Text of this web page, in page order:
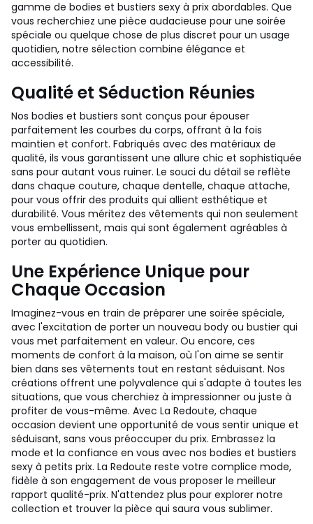
gamme de bodies et bustiers sexy à prix abordables. Que
vous recherchiez une pièce audacieuse pour une soirée
spéciale ou quelque chose de plus discret pour un usage
quotidien, notre sélection combine élégance et
accessibilité.
Qualité et Séduction Réunies
Nos bodies et bustiers sont conçus pour épouser
parfaitement les courbes du corps, offrant à la fois
maintien et confort. Fabriqués avec des matériaux de
qualité, ils vous garantissent une allure chic et sophistiquée
sans pour autant vous ruiner. Le souci du détail se reflète
dans chaque couture, chaque dentelle, chaque attache,
pour vous offrir des produits qui allient esthétique et
durabilité. Vous méritez des vêtements qui non seulement
vous embellissent, mais qui sont également agréables à
porter au quotidien.
Une Expérience Unique pour
Chaque Occasion
Imaginez-vous en train de préparer une soirée spéciale,
avec l'excitation de porter un nouveau body ou bustier qui
vous met parfaitement en valeur. Ou encore, ces
moments de confort à la maison, où l'on aime se sentir
bien dans ses vêtements tout en restant séduisant. Nos
créations offrent une polyvalence qui s'adapte à toutes les
situations, que vous cherchiez à impressionner ou juste à
profiter de vous-même. Avec La Redoute, chaque
occasion devient une opportunité de vous sentir unique et
séduisant, sans vous préoccuper du prix. Embrassez la
mode et la confiance en vous avec nos bodies et bustiers
sexy à petits prix. La Redoute reste votre complice mode,
fidèle à son engagement de vous proposer le meilleur
rapport qualité-prix. N'attendez plus pour explorer notre
collection et trouver la pièce qui saura vous sublimer.